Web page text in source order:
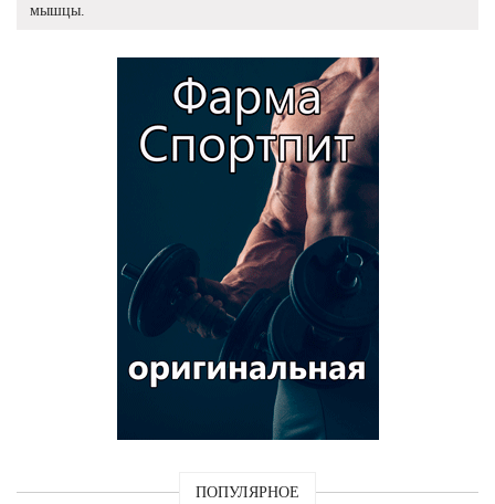
мышцы.
ПОПУЛЯРНОЕ